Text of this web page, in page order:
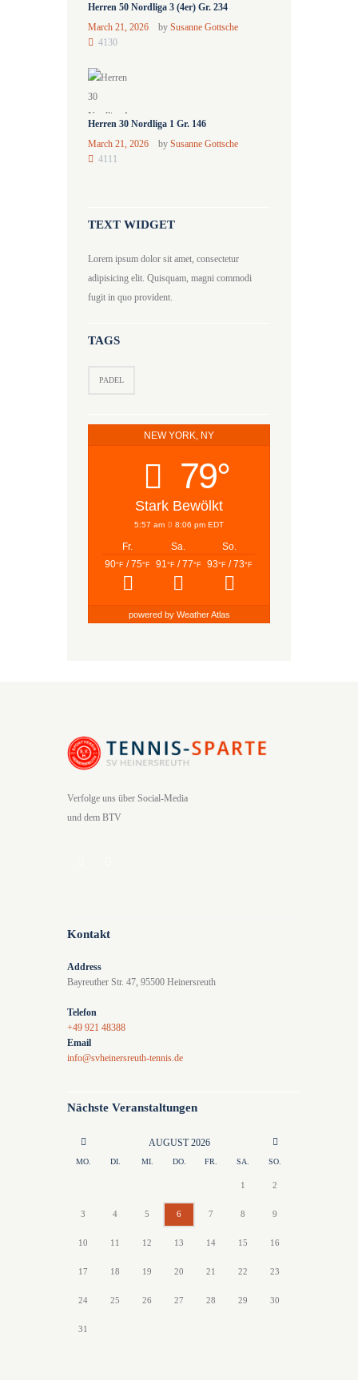
Herren 50 Nordliga 3 (4er) Gr. 234
March 21, 2026
bySusanne Gottsche
4130
Herren 30 Nordliga 1 Gr. 146
March 21, 2026
bySusanne Gottsche
4111
TEXT WIDGET
Lorem ipsum dolor sit amet, consectetur
adipisicing elit. Quisquam, magni commodi
fugit in quo provident.
TAGS
PADEL
NEW YORK, NY
79°
Stark Bewölkt
5:57 am 8:06 pm EDT
Fr. Sa.
So.
90°F / 75°F 91°F/ 77°F 93°F/ 73°F
powered by Weather Atlas
Verfolge uns über Social-Media
und dem BTV
Kontakt
Address
Bayreuther Str. 47, 95500 Heinersreuth
Telefon
+49 921 48388
Email
info@svheinersreuth-tennis.de
Nächste Veranstaltungen
AUGUST2026
MO. DI. MI. DO. FR. SA. SO.
1 2
3 4 5 6 7 8 9
10 11 12 13 14 15 16
17 18 19 20 21 22 23
24 25 26 27 28 29 30
31